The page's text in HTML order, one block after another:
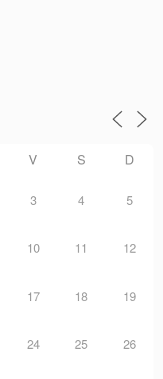
V S D
3 4 5
10 11 12
17 18 19
24 25 26